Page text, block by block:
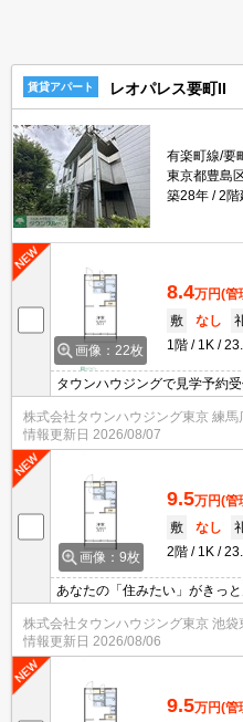
賃貸アパート レオパレス要町II
有楽町線/要
東京都豊島
築28年
2階
画像：22枚
8.4万円(管
敷
なし
1階
1K
タウンハウジングで見学予約
きる設備仕様！駅前商業施設
株式会社タウンハウジング東京 練馬
情報更新日 2026/08/07
画像：9枚
9.5万円(管
敷
なし
2階
1K
あなたの「住みたい」がきっ
揃えた賃貸物件！お気軽にご
ウジングへお任せください！
株式会社タウンハウジング東京 池袋
情報更新日 2026/08/06
9.5万円(管